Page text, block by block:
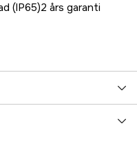
(IP65)2 års garanti
5000031297